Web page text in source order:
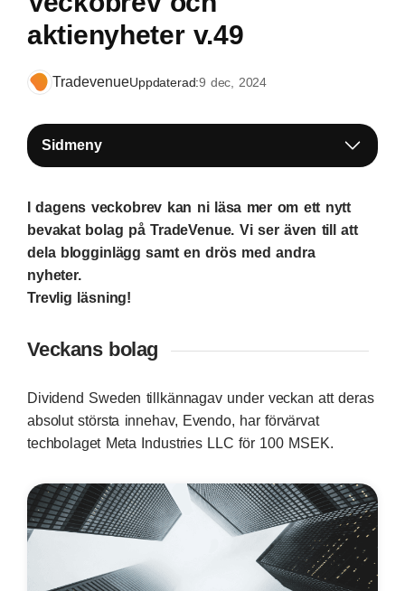
aktienyheter v.49
TradevenueUppdaterad:9 dec, 2024
Sidmeny
I dagens veckobrev kan ni läsa mer om ett nytt
bevakat bolag på TradeVenue. Vi ser även till att
dela blogginlägg samt en drös med andra
nyheter.
Trevlig läsning!
Veckans bolag
Dividend Sweden tillkännagav under veckan att deras
absolut största innehav, Evendo, har förvärvat
techbolaget Meta Industries LLC för 100 MSEK.